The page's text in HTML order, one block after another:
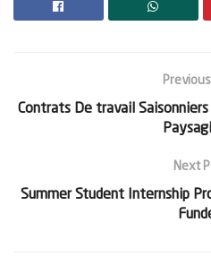
Contrats De travail
Next
Summer Student Internship